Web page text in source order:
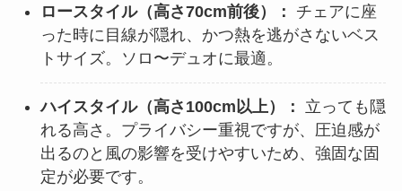
ロースタイル（高さ70cm前後）：
チェアに座
った時に目線が隠れ、かつ熱を逃がさないベス
トサイズ。ソロ〜デュオに最適。
ハイスタイル（高さ100cm以上）：
立っても隠
れる高さ。プライバシー重視ですが、圧迫感が
出るのと風の影響を受けやすいため、強固な固
定が必要です。